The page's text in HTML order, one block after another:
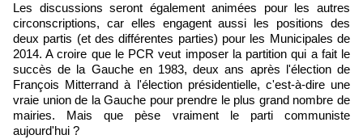
Les discussions seront également animées pour les autres
circonscriptions, car elles engagent aussi les positions des
deux partis (et des différentes parties) pour les Municipales de
2014. A croire que le PCR veut imposer la partition qui a fait le
succès de la Gauche en 1983, deux ans après l'élection de
François Mitterrand à l'élection présidentielle, c'est-à-dire une
vraie union de la Gauche pour prendre le plus grand nombre de
mairies. Mais que pèse vraiment le parti communiste
aujourd'hui ?